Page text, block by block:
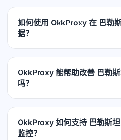
如何使用 OkkProxy 在 巴勒
据？
OkkProxy 能帮助改善 巴勒
吗？
OkkProxy 如何支持 巴勒斯
监控？